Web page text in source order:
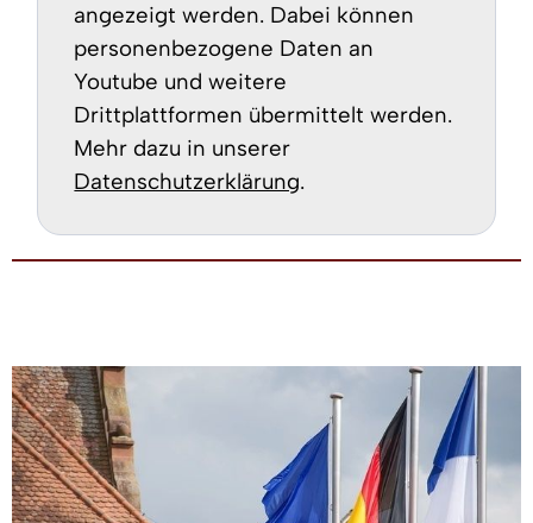
angezeigt werden. Dabei können
personenbezogene Daten an
Youtube und weitere
Drittplattformen übermittelt werden.
Mehr dazu in unserer
Datenschutzerklärung.